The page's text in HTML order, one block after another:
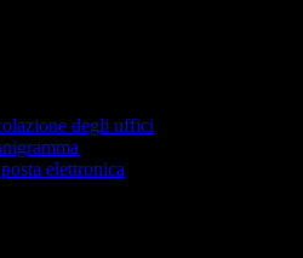
degli uffici
elettronica